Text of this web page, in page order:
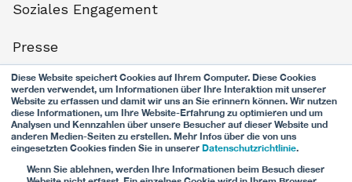
Diese Website speichert Cookies auf Ihrem Computer. Diese Cookies
werden verwendet, um Informationen über Ihre Interaktion mit unserer
Website zu erfassen und damit wir uns an Sie erinnern können. Wir nutzen
diese Informationen, um Ihre Website-Erfahrung zu optimieren und um
Analysen und Kennzahlen über unsere Besucher auf dieser Website und
anderen Medien-Seiten zu erstellen. Mehr Infos über die von uns
eingesetzten Cookies finden Sie in unserer Datenschutzrichtlinie.
Wenn Sie ablehnen, werden Ihre Informationen beim Besuch dieser
Soziales Engagement
Presse
Datenschutz
Nutzungsbestimmungen